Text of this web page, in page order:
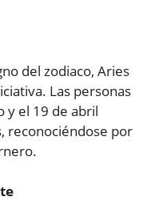
del zodiaco, Aries
Las personas
y el 19 de abril
reconociéndose por